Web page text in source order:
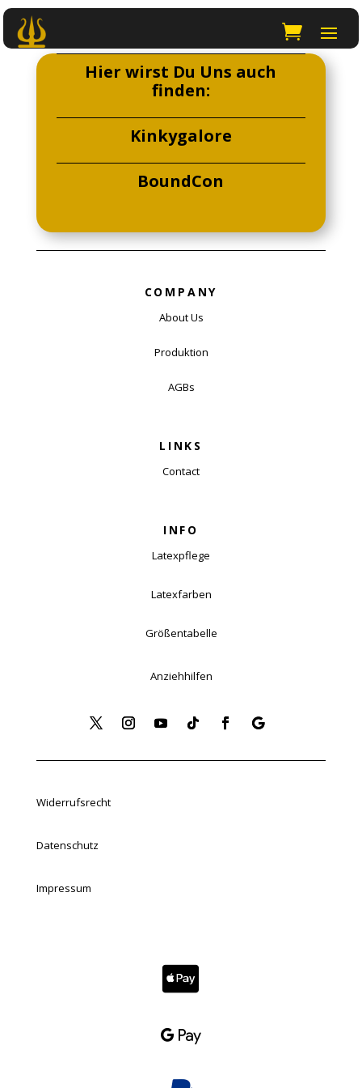
Hier wirst Du Uns auch
finden:
Kinkygalore
BoundCon
COMPANY
About Us
Produktion
AGBs
LINKS
Contact
INFO
Latexpflege
Latexfarben
Größentabelle
Anziehhilfen
Widerrufsrecht
Datenschutz
Impressum

